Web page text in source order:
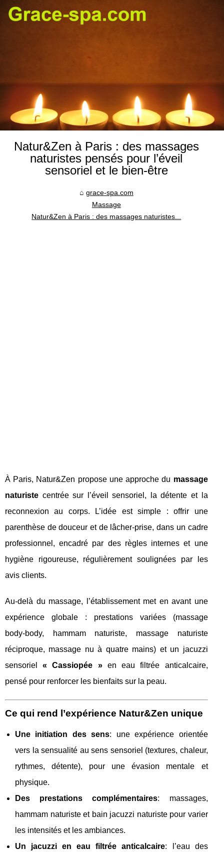
Natur&Zen à Paris : des massages
naturistes pensés pour l’éveil
sensoriel et le bien‑être
grace-spa.com
Massage
Natur&Zen à Paris : des massages naturistes...
À Paris, Natur&Zen propose une approche du massage
naturiste centrée sur l’éveil sensoriel, la détente et la
reconnexion au corps. L’idée est simple : offrir une
parenthèse de douceur et de lâcher‑prise, dans un cadre
professionnel, encadré par des règles internes et une
hygiène rigoureuse, régulièrement soulignées par les
avis clients.
Au-delà du massage, l’établissement met en avant une
expérience globale : prestations variées (massage
body‑body, hammam naturiste, massage naturiste
réciproque, massage nu à quatre mains) et un jacuzzi
sensoriel« Cassiopée »en eau filtrée anticalcaire,
pensé pour renforcer les bienfaits sur la peau.
Ce qui rend l’expérience Natur&Zen unique
Une initiation des sens: une expérience orientée
vers la sensualité au sens sensoriel (textures, chaleur,
rythmes, détente), pour une évasion mentale et
physique.
Des prestations complémentaires: massages,
hammam naturiste et bain jacuzzi naturiste pour varier
les intensités et les ambiances.
Un jacuzzi en eau filtrée anticalcaire: l’eau des